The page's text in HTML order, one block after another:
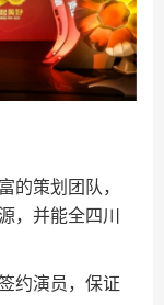
的策划团队，
，并能全四川
约演员，保证